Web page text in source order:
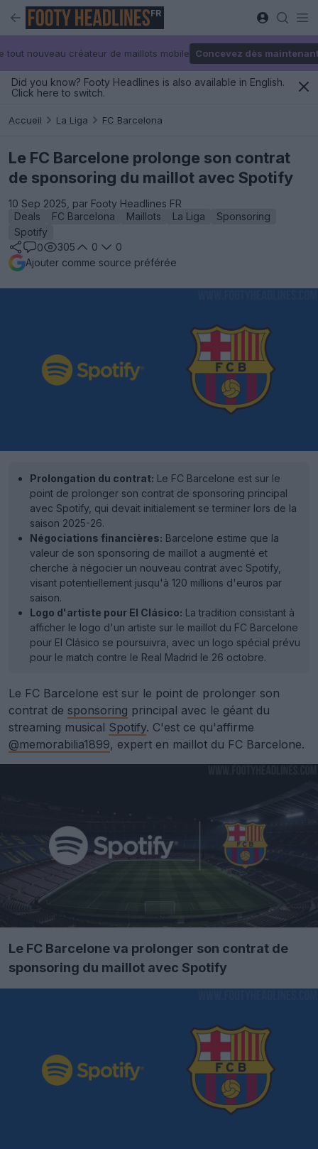
FR
tout nouveau créateur de maillots mobile Concevez dès
Did you know? Footy Headlines is also available in English.
Click here to switch.
Accueil La Liga FC Barcelona
Le FC Barcelone prolonge son contrat
de sponsoring du maillot avec Spotify
10 Sep 2025, par Footy Headlines FR
Deals
FC Barcelona Maillots La Liga
Sponsoring
Spotify
0
305 0
0
Ajouter comme source préférée
Prolongation du contrat: Le FC Barcelone est sur le
point de prolonger son contrat de sponsoring principal
avec Spotify, qui devait initialement se terminer lors de la
saison 2025-26.
Négociations financières: Barcelone estime que la
valeur de son sponsoring de maillot a augmenté et
cherche à négocier un nouveau contrat avec Spotify,
visant potentiellement jusqu'à 120 millions d'euros par
saison.
Logo d'artiste pour El Clásico: La tradition consistant à
afficher le logo d'un artiste sur le maillot du FC Barcelone
pour El Clásico se poursuivra, avec un logo spécial prévu
pour le match contre le Real Madrid le 26 octobre.
Le FC Barcelone est sur le point de prolonger son
contrat de sponsoring principal avec le géant du
streaming musical Spotify. C'est ce qu'affirme
@memorabilia1899, expert en maillot du FC Barcelone.
Le FC Barcelone va prolonger son contrat de
sponsoring du maillot avec Spotify